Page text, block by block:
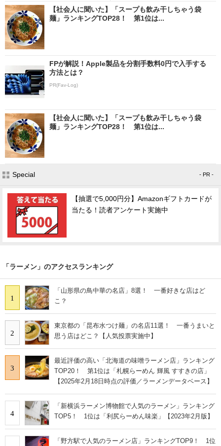
【社会人に聞いた】「スープも飲み干しちゃう袋
麺」ランキングTOP28！ 第1位は...
FPが解説！Apple製品を分割手数料0円で入手する
方法とは？
PR(Fav-Log)
【社会人に聞いた】「スープも飲み干しちゃう袋
麺」ランキングTOP28！ 第1位は...
Special - PR -
【抽選で5,000円分】Amazonギフトカードが
当たる！読者アンケート実施中
「ラーメン」のアクセスランキング
1
「山形県の鳥中華の名店」8選！ 一番好きな店はど
こ？
2
東京都の「昆布水つけ麺」の名店11選！ 一番うまいと
思う店はどこ？【人気投票実施中】
3
最近評価の高い「北海道の味噌ラーメン店」ランキング
TOP20！ 第1位は「札幌らーめん 輝風 すすきの店」
【2025年2月18日時点の評価／ラーメンデータベース】
4
「新横浜ラーメン博物館で人気のラーメン」ランキング
TOP5！ 1位は「利尻らーめん味楽」【2023年2月版】
「野方駅で人気のラーメン店」ランキングTOP9！ 1位